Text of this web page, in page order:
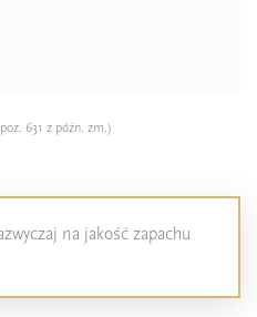
631 z późn. zm.)
na jakość zapachu